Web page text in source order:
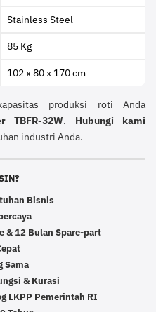
Stainless Steel
85 Kg
102 x 80 x 170 cm
produksi roti Anda
TBFR-32W. Hubungi kami
industri Anda.
Bisnis
& 12 Bulan Spare-part
Sama
& Kurasi
LKPP Pemerintah RI